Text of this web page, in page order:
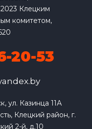
Клецким
комитетом,
20-53
ул. Казинца 11А
Клецкий район, г.
2-й, д.10